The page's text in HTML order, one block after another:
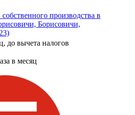
производства в
Борисовичи,
до вычета налогов
в месяц